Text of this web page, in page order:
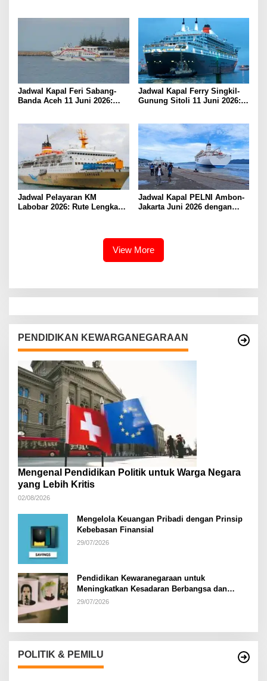
Jadwal Kapal Feri Sabang-
Banda Aceh 11 Juni 2026:
Jadwal Kapal Ferry Singkil-
Gunung Sitoli 11 Juni 2026:
Jadwal Pelayaran KM
Labobar 2026: Rute Lengkap
Jadwal Kapal PELNI Ambon-
Jakarta Juni 2026 dengan
View More
PENDIDIKAN KEWARGANEGARAAN
Mengenal Pendidikan Politik untuk Warga Negara
yang Lebih Kritis
02/08/2026
Mengelola Keuangan Pribadi dengan Prinsip
Kebebasan Finansial
29/07/2026
Pendidikan Kewaranegaraan untuk
Meningkatkan Kesadaran Berbangsa dan
Bernegara di…
29/07/2026
POLITIK & PEMILU